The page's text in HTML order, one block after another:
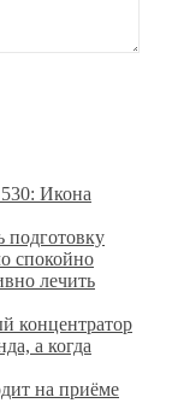
Икона
подготовку
спокойно
лечить
концентратор
а когда
на приёме